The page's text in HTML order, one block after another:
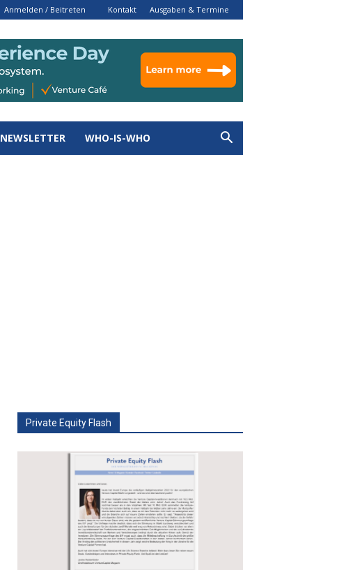
Anmelden / Beitreten Kontakt Ausgaben & Termine
NEWSLETTER WHO-IS-WHO
Private Equity Flash